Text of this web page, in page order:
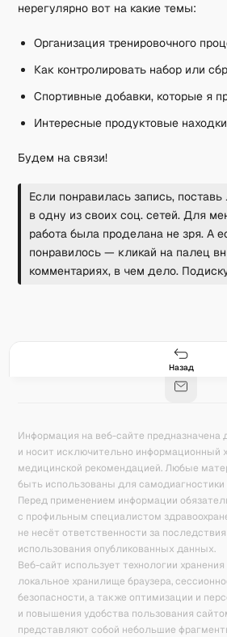
нерегулярно вот на какие темы:
Организация тренировочного
Как контролировать набор или
Спортивные добавки, которые я
Интересные продуктовые
Будем на связи!
Если понравилась запись,
в одну из своих соц. сетей. Для
работа была проделана не зря. А
понравилось — кликай на палец
комментариях, в чем дело.
Назад
171
Информация на веб-сайте предназначена
и носит исключительно информационный
медицинской рекомендацией. Любые
быть использованы для
Перед применением информации
с профильным специалистом
не несёт ответственности за
использования опубликованных данных.
Веб-сайт использует технологии
локальное хранилище браузера,
безопасности, а также оптимизации и
и повышения удобства пользования
представляют собой небольшие